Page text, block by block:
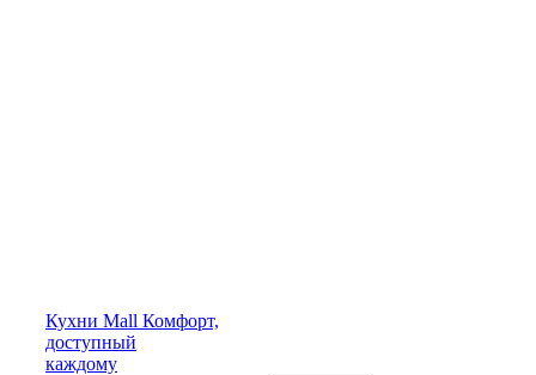
Кухни Mall Комфорт,
доступный
каждому